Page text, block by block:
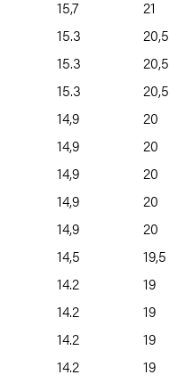
15,7
21
15.3
20,5
15.3
20,5
15.3
20,5
14,9
20
14,9
20
14,9
20
14,9
20
14,9
20
14,5
19,5
14.2
19
14.2
19
14.2
19
14.2
19